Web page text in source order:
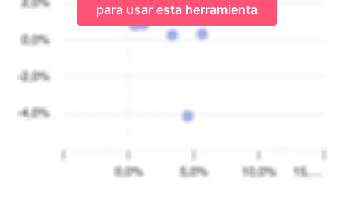
para usar esta herramienta